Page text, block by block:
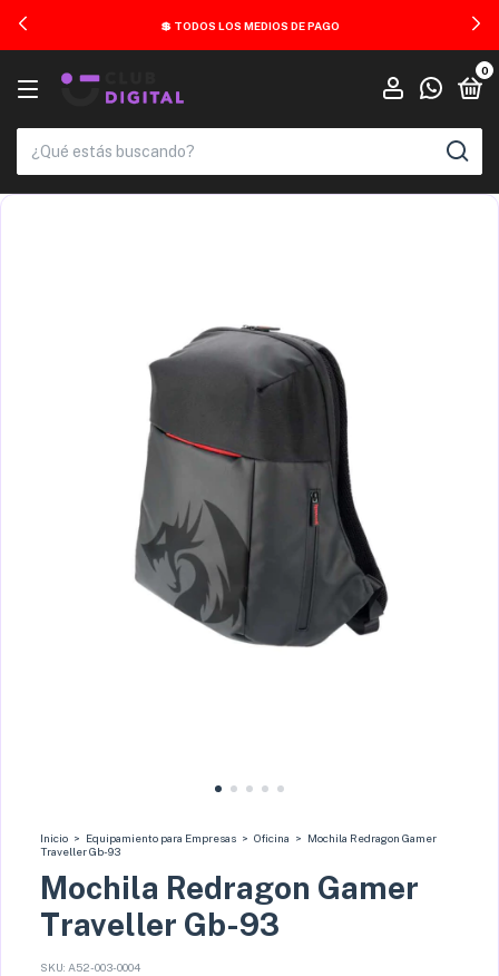
💲 TODOS LOS MEDIOS DE PAGO
0
Inicio > Equipamiento para Empresas > Oficina > Mochila Redragon Gamer
Traveller Gb-93
Mochila Redragon Gamer
Traveller Gb-93
SKU: A52-003-0004